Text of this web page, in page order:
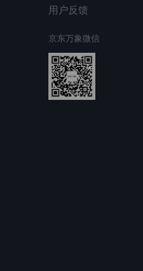
用户反馈
京东万象微信